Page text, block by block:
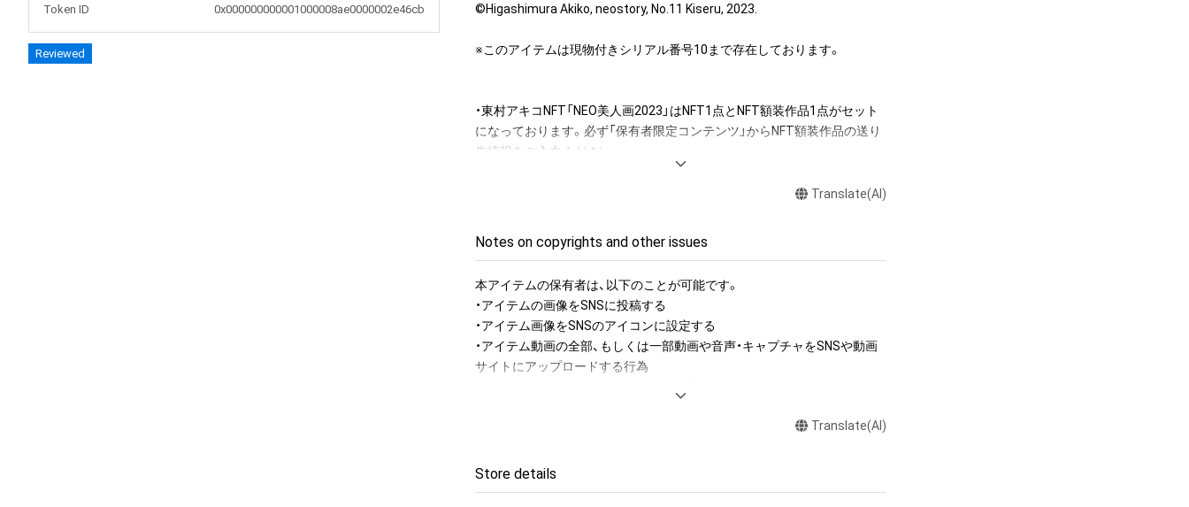
Token ID
0x000000000001000008ae0000002e46cb
Reviewed
©Higashimura Akiko, neostory, No.11 Kiseru, 2023.
※このアイテムは現物付きシリアル番号10まで存在しております。
・東村アキコNFT「NEO美人画2023」はNFT1点とNFT額装作品1点がセット
になっております。必ず「保有者限定コンテンツ」からNFT額装作品の送り
先情報をご入力ください。
・発送先：日本国内で宅配業者の配達可能地域に限ります。※海外への配達
力されたお客様は2024年2月末頃までに納品いたします。
すので、この日より後は、NFT額装作品の受付はできません。
・NFT額装作品の製作費、梱包費、発送費はすべて本NFTをご購入いただき
ました代金に含まれます。
画面寸法　天地 59.4cm × 左右 42.0cm　（横長の作品は天地左右が逆にな
ります）
Translate(AI)
Notes on copyrights and other issues
本アイテムの保有者は、以下のことが可能です。
・アイテムの画像をSNSに投稿する
・アイテム画像をSNSのアイコンに設定する
・アイテム動画の全部、もしくは一部動画や音声・キャプチャをSNSや動画
サイトにアップロードする行為
・アイテムの画像を使用してメッセージカードを制作し友達に送る
・アイテム画像を使用し、グッズや商品を制作して有料販売、および無料配
Translate(AI)
Store details